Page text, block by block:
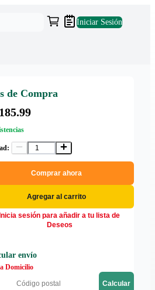
Iniciar Sesión
de Compra
Comprar ahora
Agregar al carrito
Inicia sesión para añadir a tu lista de
Deseos
envío
Domicilio
Calcular